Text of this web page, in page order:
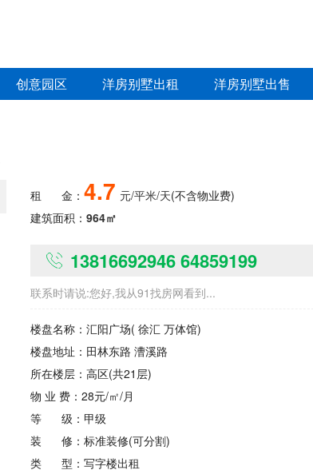
创意园区 洋房别墅出租 洋房别墅出售
租 金： 4.7 元/平米/天(不含物业费)
建筑面积： 964㎡
13816692946 64859199
联系时请说:您好,我从91找房网看到...
楼盘名称： 汇阳广场( 徐汇 万体馆)
楼盘地址： 田林东路 漕溪路
所在楼层： 高区(共21层)
物 业 费：28元/㎡/月
等
级：甲级
装
修： 标准装修(可分割)
类
型： 写字楼出租